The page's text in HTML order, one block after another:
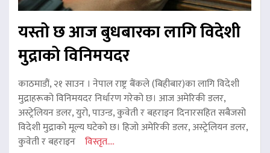
यस्तो छ आज बुधबारका लागि विदेशी
मुद्राको विनिमयदर
काठमाडौं, २१ साउन । नेपाल राष्ट्र बैंकले (बिहीबार)का लागि विदेशी
मुद्राहरूको विनिमयदर निर्धारण गरेको छ। आज अमेरिकी डलर,
अस्ट्रेलियन डलर, युरो, पाउन्ड, कुवेती र बहराइन दिनारसहित सबैजसो
विदेशी मुद्राको मूल्य घटेको छ। हिजो अमेरिकी डलर, अस्ट्रेलियन डलर,
कुवेती र बहराइन विस्तृत....